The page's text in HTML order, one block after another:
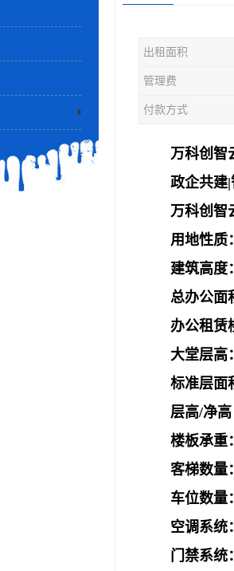
出租面积
管理费
付款方式
万科创智
政企共建
万科创智
用地性质
建筑高度
总办公面
办公租赁
大堂层高
标准层面
层高/净
楼板承重
客梯数量
车位数量
空调系统
门禁系统